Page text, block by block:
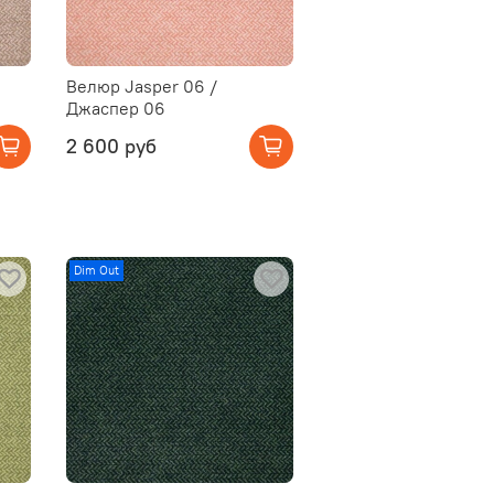
Велюр Jasper 06 /
Джаспер 06
2 600 руб
Dim Out